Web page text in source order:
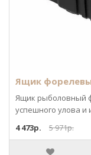
Ящик
Ящик рыболовный
успешного улова и
4 473р.
5 971р.